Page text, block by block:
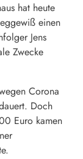
hat heute
einen
Jens
Zwecke
Corona
Doch
Euro kamen